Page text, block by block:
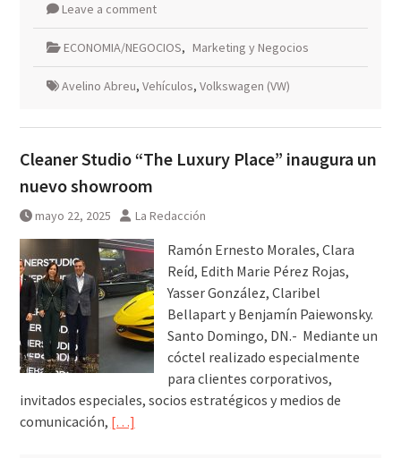
Leave a comment
ECONOMIA/NEGOCIOS, Marketing y Negocios
Avelino Abreu, Vehículos, Volkswagen (VW)
Cleaner Studio “The Luxury Place” inaugura un
nuevo showroom
mayo 22, 2025 La Redacción
Ramón Ernesto Morales, Clara
Reíd, Edith Marie Pérez Rojas,
Yasser González, Claribel
Bellapart y Benjamín Paiewonsky.
Santo Domingo, DN.- Mediante un
cóctel realizado especialmente
para clientes corporativos,
invitados especiales, socios estratégicos y medios de
comunicación, […]